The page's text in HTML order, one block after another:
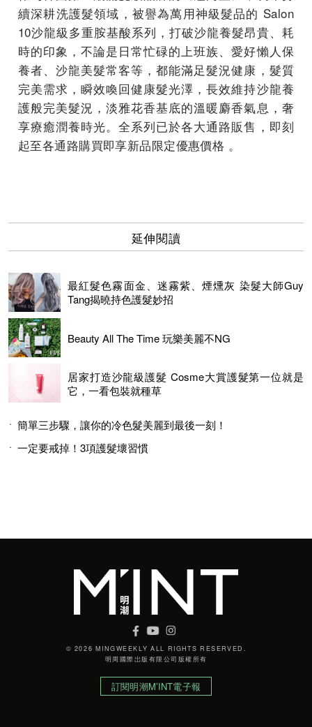
續深耕洗護髮領域，被譽為萬用神級髮品的 Salon
10沙龍級多重胺基酸系列，打破沙龍養髮昂貴、耗
時的印象，不論是日常忙碌的上班族、愛好懶人保
養者、沙龍美髮常客等，都能滿足髮況健康，髮質
完美需求，瞬效喚回健康髮光澤，長效維持沙龍養
護般完美髮況，淡雅花香基底的溫暖麝香氣息，奢
享療癒潤養時光。全系列已於各大通路販售，即刻
起至各通路購買即享新品限定優惠價格 。
延伸閱讀
最紅髮色霧面金、迷霧紫、煙燻灰 染髮大師Guy
Tang揭曉持色護髮妙招
Beauty All The Time 玩樂美麗不NG
居家打造沙龍級護髮 Cosme大賞護髮第一位就是
它，一看包裝就種草
簡單三步驟，讓你的冷色髮美麗到最後一刻！
一定要戒掉！3項護髮壞習慣
© 2026 MINGWEEKLY ALL RIGHTS RESERVED.
明周國際岀版有限公司版權所有
訂閱明潮M’INT電子報